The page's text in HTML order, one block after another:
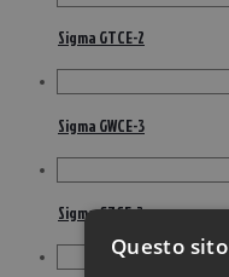
Sigma GTCE-2
Sigma GWCE-3
Sigma GZCE-3
Questo